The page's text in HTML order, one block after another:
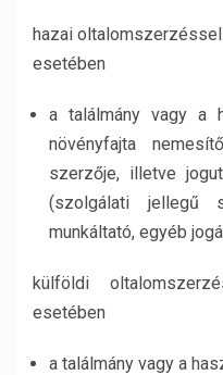
hazai
esetében
a találmány vagy a
növényfajta
szerzője, illetve
(szolgálati jellegű
munkáltató, egyéb
külföldi
esetében
a találmány vagy a